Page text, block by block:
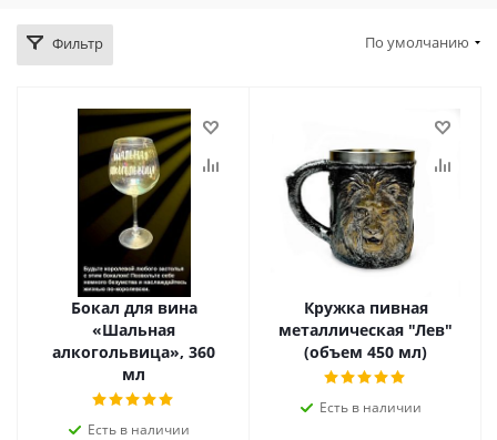
Фильтр По умолчанию
Бокал для вина
«Шальная
алкогольвица», 360
мл
Есть в наличии
Кружка пивная
металлическая "Лев"
(объем 450 мл)
Есть в наличии